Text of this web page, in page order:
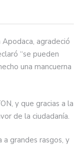
agradeció
“se pueden
una mancuerna
y que gracias a la
de la ciudadanía.
grandes rasgos, y